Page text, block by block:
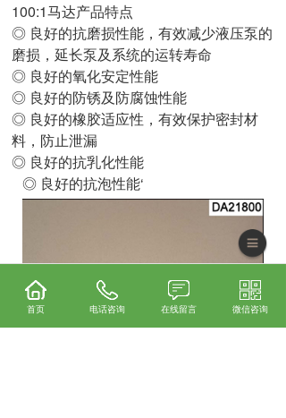
100:1马达产品特点
◎ 良好的抗磨损性能，有效减少液压泵的
磨损，延长泵及系统的运转寿命
◎ 良好的氧化安定性能
◎ 良好的防锈及防腐蚀性能
◎ 良好的橡胶适应性，有效保护密封材
料，防止泄漏
◎ 良好的抗乳化性能
◎ 良好的抗泡性能‘
首页 电话咨询 在线留言 微信咨询